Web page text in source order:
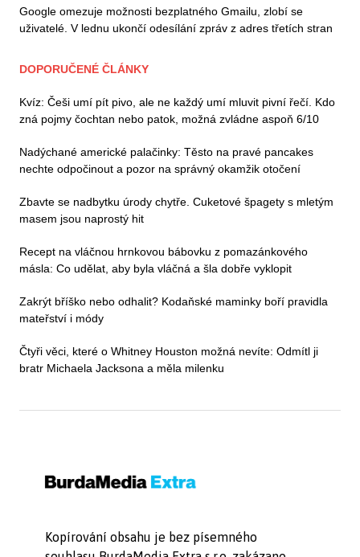
Google omezuje možnosti bezplatného Gmailu, zlobí se
uživatelé. V lednu ukončí odesílání zpráv z adres třetích stran
DOPORUČENÉ ČLÁNKY
Kvíz: Češi umí pít pivo, ale ne každý umí mluvit pivní řečí. Kdo
zná pojmy čochtan nebo patok, možná zvládne aspoň 6/10
Nadýchané americké palačinky: Těsto na pravé pancakes
nechte odpočinout a pozor na správný okamžik otočení
Zbavte se nadbytku úrody chytře. Cuketové špagety s mletým
masem jsou naprostý hit
Recept na vláčnou hrnkovou bábovku z pomazánkového
másla: Co udělat, aby byla vláčná a šla dobře vyklopit
Zakrýt bříško nebo odhalit? Kodaňské maminky boří pravidla
mateřství i módy
Čtyři věci, které o Whitney Houston možná nevíte: Odmítl ji
bratr Michaela Jacksona a měla milenku
Kopírování obsahu je bez písemného